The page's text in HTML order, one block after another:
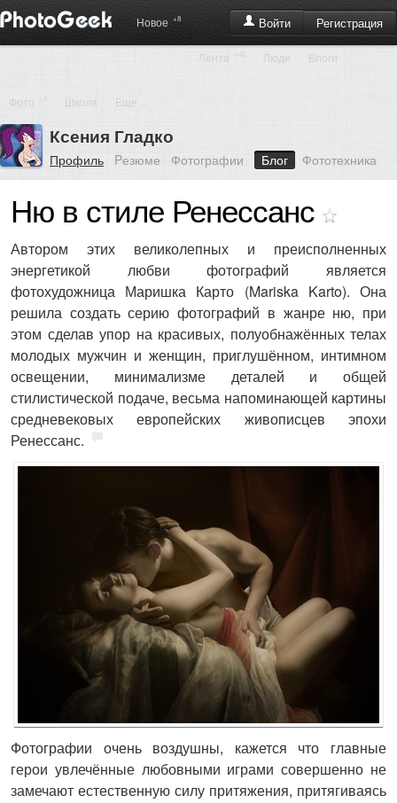
Войти Регистрация
Новое +8
Лента +42 Люди Блоги
Фото Школа Еще ...
Ксения Гладко
Профиль Pезюме Фотографии Блог Фототехника
Ню в стиле Ренессанс
Автором этих великолепных и преисполненных
энергетикой любви фотографий является
фотохудожница Маришка Карто (Mariska Karto). Она
решила создать серию фотографий в жанре ню, при
этом сделав упор на красивых, полуобнажённых телах
молодых мужчин и женщин, приглушённом, интимном
освещении, минимализме деталей и общей
стилистической подаче, весьма напоминающей картины
средневековых европейских живописцев эпохи
Ренессанс.
Фотографии очень воздушны, кажется что главные
герои увлечённые любовными играми совершенно не
замечают естественную силу притяжения, притягиваясь